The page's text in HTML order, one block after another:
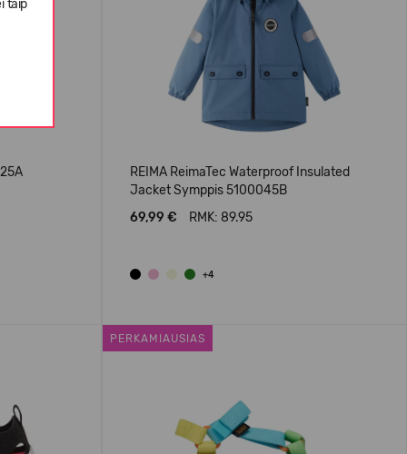
taip
REIMA ReimaTec Waterproof Insulated
Jacket Symppis 5100045B
69,99 €
RMK: 89.95
+4
PERKAMIAUSIAS